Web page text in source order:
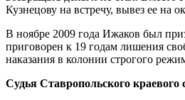
Кузнецову на встречу, вывез ее на
В ноябре 2009 года Ижаков был
приговорен к 19 годам лишения
наказания в колонии строгого
Судья Ставропольского